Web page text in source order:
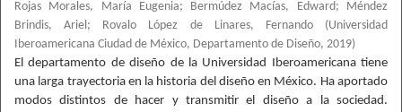
Rojas Morales, María Eugenia; Bermúdez Macías, Edward;
Méndez
Brindis, Ariel ; Rovalo López de Linares, Fernando (Universidad
Iberoamericana Ciudad de México, Departamento de Diseño, 2019)
El departamento de diseño de la Universidad Iberoamericana tiene
una larga trayectoria en la historia del diseño en México. Ha aportado
modos distintos de hacer y transmitir el diseño a la sociedad.